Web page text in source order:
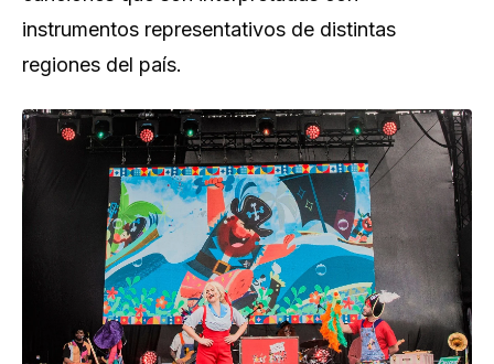
instrumentos representativos de distintas
regiones del país.